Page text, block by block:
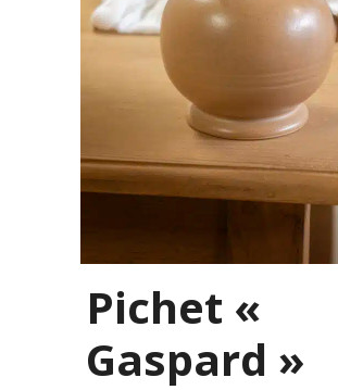
Pichet «
Gaspard »